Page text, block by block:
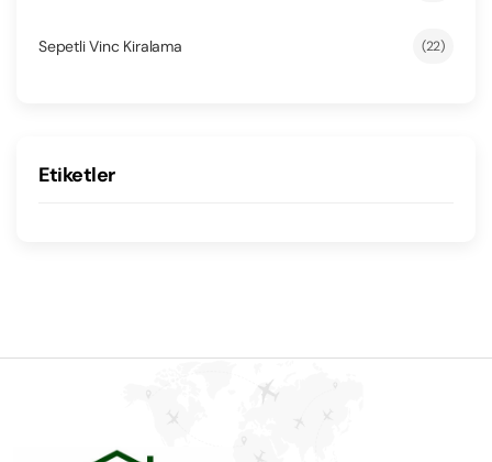
Sepetli Vinc Kiralama (22)
Etiketler